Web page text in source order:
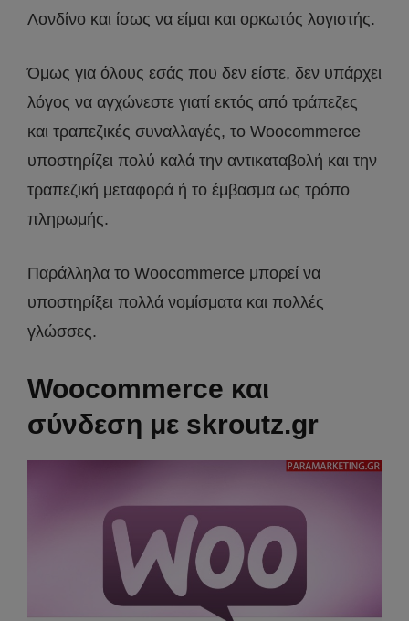
Λονδίνο και ίσως να είμαι και ορκωτός λογιστής.
Όμως για όλους εσάς που δεν είστε, δεν υπάρχει
λόγος να αγχώνεστε γιατί εκτός από τράπεζες
και τραπεζικές συναλλαγές, το Woocommerce
υποστηρίζει πολύ καλά την αντικαταβολή και την
τραπεζική μεταφορά ή το έμβασμα ως τρόπο
πληρωμής.
Παράλληλα το Woocommerce μπορεί να
υποστηρίξει πολλά νομίσματα και πολλές
γλώσσες.
Woocommerce και
σύνδεση με skroutz.gr